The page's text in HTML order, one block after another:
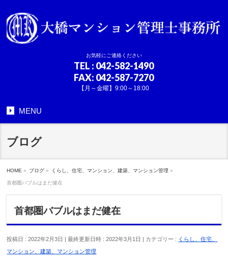
お気軽にご連絡ください
TEL : 042-582-1490
FAX: 042-587-7270
【月～金曜】9:00～18:00
MENU
ブログ
HOME » ブログ » くらし、住宅、マンション、建築、マンション管理 »
首都圏バブルはまだ健在
首都圏バブルはまだ健在
投稿日 : 2022年2月3日 最終更新日時 : 2022年3月1日 カテゴリー : くらし、住宅、
マンション、建築、マンション管理